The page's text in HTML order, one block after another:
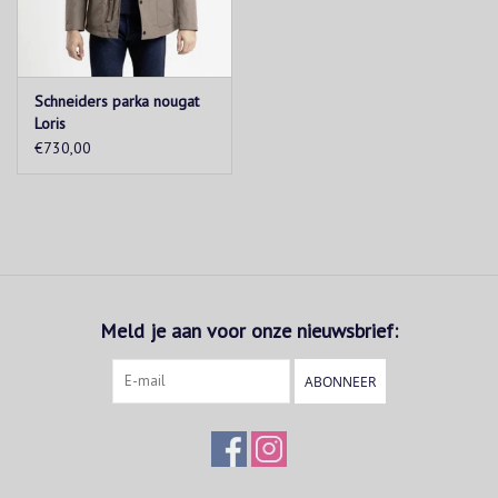
Schneiders parka nougat
Loris
€730,00
Meld je aan voor onze nieuwsbrief:
ABONNEER